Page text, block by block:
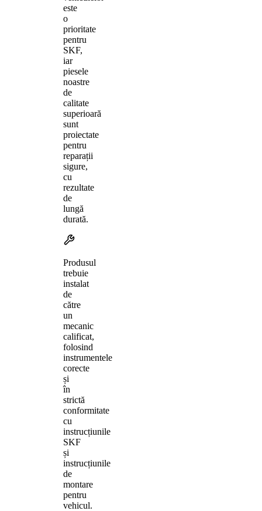
este
o
prioritate
pentru
SKF,
iar
piesele
noastre
de
calitate
superioară
sunt
proiectate
pentru
reparații
sigure,
cu
rezultate
de
lungă
durată.
Produsul
trebuie
instalat
de
către
un
mecanic
calificat,
folosind
instrumentele
corecte
și
în
strictă
conformitate
cu
instrucțiunile
SKF
și
instrucțiunile
de
montare
pentru
vehicul.